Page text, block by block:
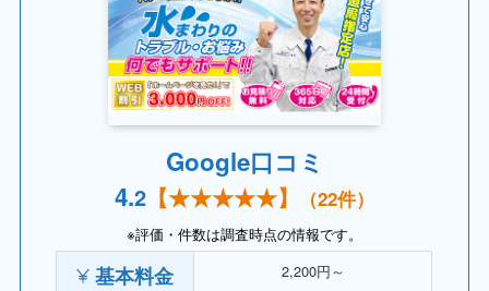
Google口コミ
4.2 【★★★★★】 （22件）
※評価・件数は調査時点の情報です。
基本料金 2,200円～